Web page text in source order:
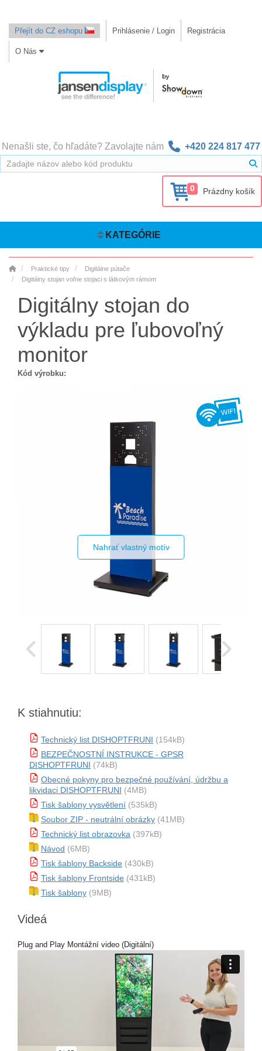
Přejít do CZ eshopu Prihlásenie / Login Registrácia
O Nás
Nenašli ste, čo hľadáte? Zavolajte nám +420 224 817 477
0 Prázdny košík
KATEGÓRIE
Praktické tipy
Digitálne pútače
Digitálny stojan voľne stojaci s látkovým rámom
Digitálny stojan do
výkladu pre ľubovoľný
monitor
Kód výrobku:
Nahrať vlastný motív
K stiahnutiu:
Technický list DISHOPTFRUNI (154kB)
BEZPEČNOSTNÍ INSTRUKCE - GPSR
DISHOPTFRUNI (74kB)
Obecné pokyny pro bezpečné používání, údržbu a
likvidaci DISHOPTFRUNI (4MB)
Tisk šablony vysvětlení (535kB)
Soubor ZIP - neutrální obrázky (41MB)
Technický list obrazovka (397kB)
Návod (6MB)
Tisk šablony Backside (430kB)
Tisk šablony Frontside (431kB)
Tisk šablony (9MB)
Videá
Plug and Play Montážní video (Digitální)